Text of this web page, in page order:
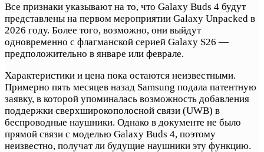
Все признаки указывают на то, что Galaxy Buds 4 будут
представлены на первом мероприятии Galaxy Unpacked в
2026 году. Более того, возможно, они выйдут
одновременно с флагманской серией Galaxy S26 —
предположительно в январе или феврале.
Характеристики и цена пока остаются неизвестными.
Примерно пять месяцев назад Samsung подала патентную
заявку, в которой упоминалась возможность добавления
поддержки сверхширокополосной связи (UWB) в
беспроводные наушники. Однако в документе не было
прямой связи с моделью Galaxy Buds 4, поэтому
неизвестно, получат ли будущие наушники эту функцию.